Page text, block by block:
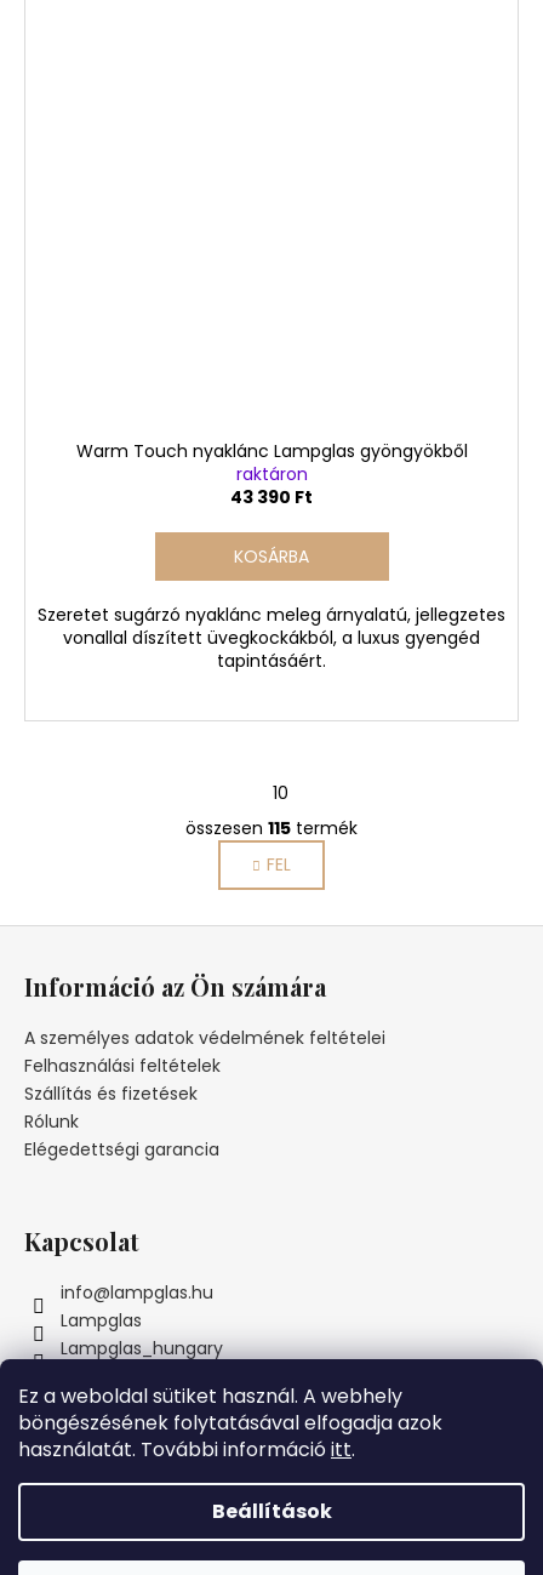
Ez a weboldal sütiket használ. A webhely
böngészésének folytatásával elfogadja azok
használatát. További információitt.
Beállítások
Szeretnénk Önnek örömöt szerezni! Ezért a MAI NAPON azon
összes megrendelésre, amelyek meghaladják az 69000 Ft
Warm Touch nyaklánc Lampglas gyöngyökből
raktáron
43 390 Ft
KOSÁRBA
Szeretet sugárzó nyaklánc meleg árnyalatú, jellegzetes
vonallal díszített üvegkockákból, a luxus gyengéd
tapintásáért.
L
i
s
t
r
á
n
i
L
a
p
o
z
á
10
összesen 115 termék
FEL
Információ az Ön számára
A személyes adatok védelmének feltételei
Felhasználási feltételek
Szállítás és fizetések
Rólunk
Elégedettségi garancia
Kapcsolat
info@lampglas.hu
Lampglas
Lampglas_hungary
Instagram